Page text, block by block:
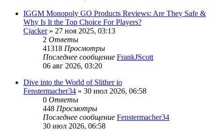
IGGM Monopoly GO Products Reviews: Are They Safe &
Why Is It the Top Choice For Players?
Cjacker» 27 ноя 2025, 03:13
2 Ответы
41318 Просмотры
Последнее сообщение FrankJScott
06 авг 2026, 03:20
Dive into the World of Slither io
Fenstermacher34 » 30 июл 2026, 06:58
0 Ответы
448 Просмотры
Последнее сообщение Fenstermacher34
30 июл 2026, 06:58